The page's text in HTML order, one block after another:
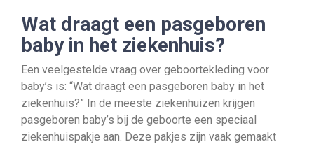
Wat draagt een pasgeboren
baby in het ziekenhuis?
Een veelgestelde vraag over geboortekleding voor
baby’s is: “Wat draagt een pasgeboren baby in het
ziekenhuis?” In de meeste ziekenhuizen krijgen
pasgeboren baby’s bij de geboorte een speciaal
ziekenhuispakje aan. Deze pakjes zijn vaak gemaakt